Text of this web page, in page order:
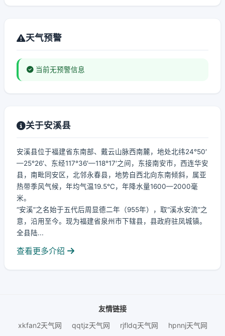
天气预警
当前无预警信息
关于安溪县
安溪县位于福建省东南部、戴云山脉西南麓，地处北纬24°50′
—25°26′、东经117°36′—118°17′之间，东接南安市，西连华安
县，南毗同安区，北邻永春县，地势自西北向东南倾斜，属亚
热带季风气候，年均气温19.5℃，年降水量1600—2000毫
米。
“安溪”之名始于五代后周显德二年（955年），取“溪水安流”之
意，沿用至今。现为福建省泉州市下辖县，县政府驻凤城镇。
全县陆...
查看更多介绍
友情链接
xkfan2天气网
qqtjz天气网 rjfldq天气网 hpnnj天气网